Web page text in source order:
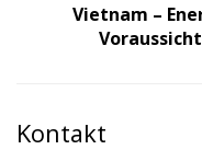
Vietnam –
Kontakt